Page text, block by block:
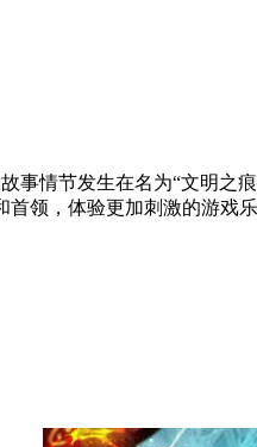
事情节发生在名为“文明
领，体验更加刺激的游戏乐